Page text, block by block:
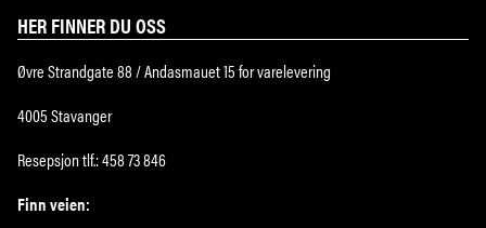
HER FINNER DU OSS
Øvre Strandgate 88 / Andasmauet 15 for varelevering
4005 Stavanger
Resepsjon tlf.: 458 73 846
Finn veien: